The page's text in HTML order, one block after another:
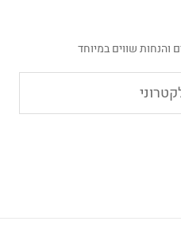
והנחות שווים במיוחד